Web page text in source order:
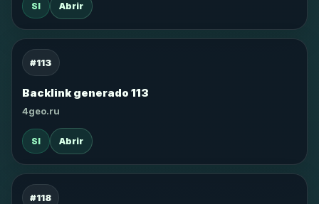
SI Abrir
#113
Backlink generado 113
4geo.ru
SI Abrir
#118